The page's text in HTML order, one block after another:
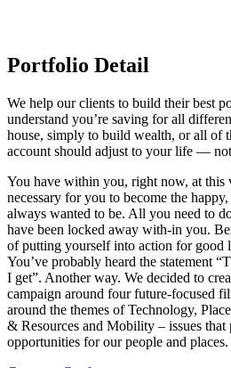
Portfolio Detail
We help our clients to build their best
understand you’re saving for all
house, simply to build wealth, or all of
account should adjust to your life —
You have within you, right now, at this
necessary for you to become the
always wanted to be. All you need to
have been locked away with-in you.
of putting yourself into action for good
You’ve probably heard the statement
I get”. Another way. We decided to
campaign around four future-focused
around the themes of Technology,
& Resources and Mobility – issues that
opportunities for our people and places.